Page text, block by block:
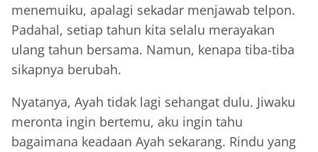
menemuiku, apalagi sekadar menjawab telpon.
Padahal, setiap tahun kita selalu merayakan
ulang tahun bersama. Namun, kenapa tiba-tiba
sikapnya berubah.
Nyatanya, Ayah tidak lagi sehangat dulu. Jiwaku
meronta ingin bertemu, aku ingin tahu
bagaimana keadaan Ayah sekarang. Rindu yang